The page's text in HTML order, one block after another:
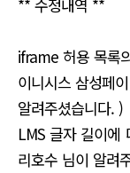
** 수정내역 **
iframe 허용 목록
이니시스 삼성페
알려주셨습니다. )
LMS 글자 길이에
리호수 님이 알려